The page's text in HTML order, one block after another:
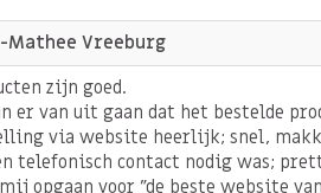
van het goede cholesterol en het
Deze vetten zijn lief voor je hart-
en mineralen
is een bron van verschillende
Mathee Vreeburg
zijn goed.
er van uit gaan dat het bestelde
via website heerlijk; snel,
telefonisch contact nodig was;
opgaan voor "de beste website